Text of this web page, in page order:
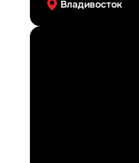
Владивосток